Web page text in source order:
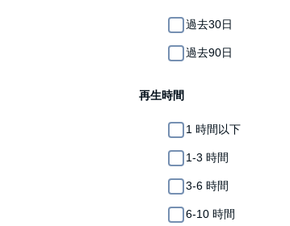
過去30日
過去90日
再生時間
1 時間以下
1-3 時間
3-6 時間
6-10 時間